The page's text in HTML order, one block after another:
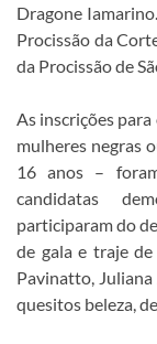
Dragone
Procissão da
da Procissão de
As inscrições
mulheres negras
16 anos –
candidatas
participaram do
de gala e traje
Pavinatto, Juliana
quesitos beleza,